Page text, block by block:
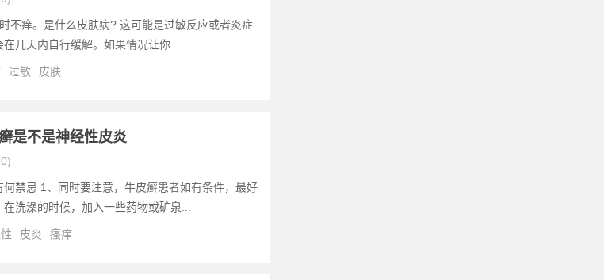
不痒。是什么皮肤病? 这可能是过敏反应或者炎症
几天内自行缓解。如果情况让你...
过敏 皮肤
是不是神经性皮炎
禁忌 1、同时要注意，牛皮癣患者如有条件，最好
洗澡的时候，加入一些药物或矿泉...
皮炎 瘙痒